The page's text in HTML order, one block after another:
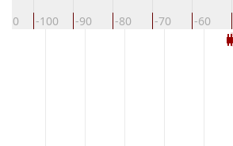
-100 -90 -80 -70 -60